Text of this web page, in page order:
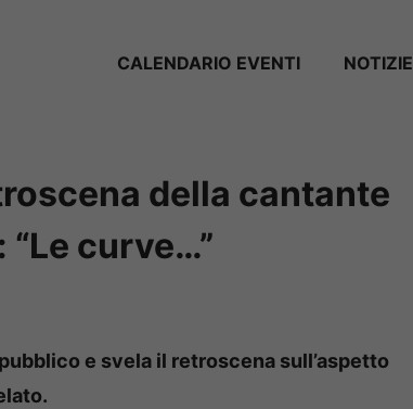
CALENDARIO EVENTI NOTIZIE
della cantante
curve…”
e svela il retroscena sull’aspetto